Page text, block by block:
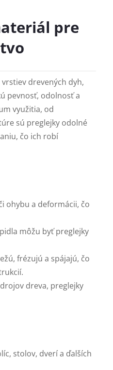
pre
drevených dyh,
pevnosť, odolnosť a
využitia, od
sú preglejky odolné
čo ich robí
ohybu a deformácii, čo
môžu byť preglejky
frézujú a spájajú, čo
dreva, preglejky
stolov, dverí a ďalších